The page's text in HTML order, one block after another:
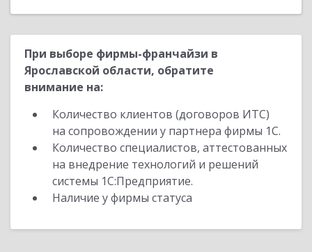
При выборе фирмы-франчайзи в
Ярославской области, обратите
внимание на:
Количество клиентов (договоров ИТС)
на сопровождении у партнера фирмы 1С.
Количество специалистов, аттестованных
на внедрение технологий и решений
системы 1С:Предприятие.
Наличие у фирмы статуса